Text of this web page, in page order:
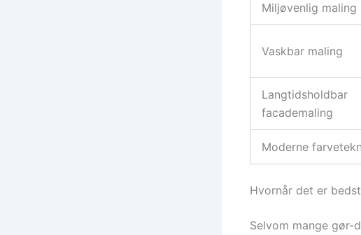
Miljøvenlig maling
Vaskbar maling
Langtidsholdbar
facademaling
Moderne
Hvornår det er
Selvom mange gør-